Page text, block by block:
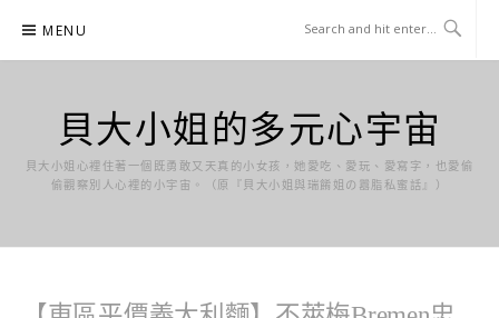
content
MENU
貝大小姐的多元心宇宙
貝大小姐心裡住著一個既勇敢又天真的小女孩，她愛吃、愛玩、愛寫字，也愛偷
偷觀察別人心裡的小宇宙。（原『貝大小姐與瑞餚姐の囂脂私蜜話』）